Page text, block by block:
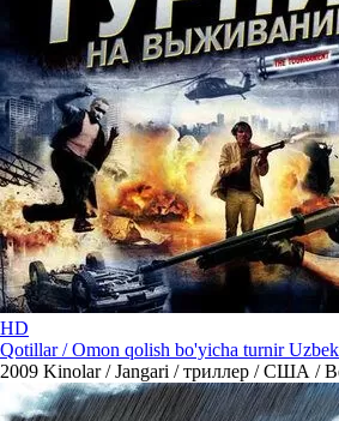
HD
Qotillar / Omon qolish bo'yicha turnir
2009 Kinolar / Jangari / триллер / США /